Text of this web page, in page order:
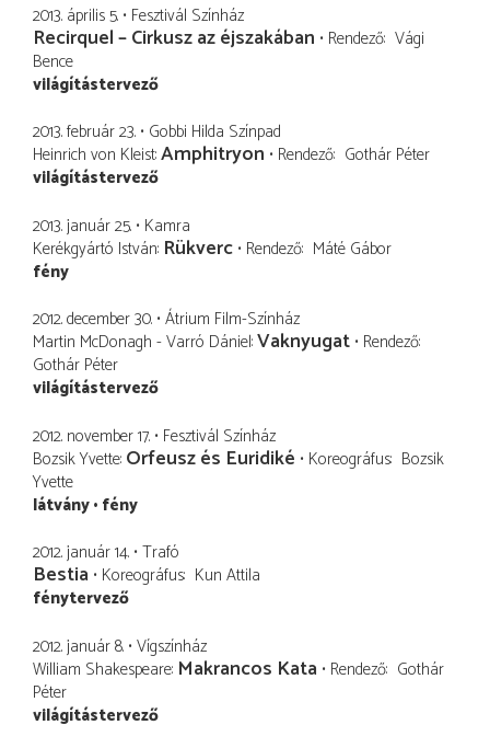
2013. április 5. Fesztivál Színház
Recirquel – Cirkusz az éjszakában Rendező Vági
Bence
világítástervező
2013. február 23. Gobbi Hilda Színpad
Heinrich von Kleist Amphitryon Rendező Gothár Péter
világítástervező
2013. január 25. Kamra
Kerékgyártó István Rükverc Rendező Máté Gábor
fény
2012. december 30. Átrium Film-Színház
Martin McDonagh - Varró Dániel Vaknyugat Rendező
Gothár Péter
világítástervező
2012. november 17. Fesztivál Színház
Bozsik Yvette Orfeusz és Euridiké Koreográfus Bozsik
Yvette
látvány fény
2012. január 14. Trafó
Bestia Koreográfus Kun Attila
fénytervező
2012. január 8. Vígszínház
William Shakespeare Makrancos Kata Rendező Gothár
Péter
világítástervező